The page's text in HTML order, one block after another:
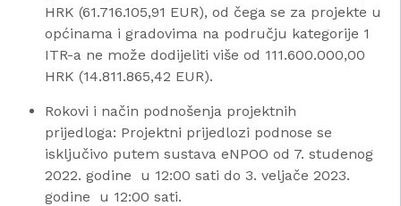
HRK (61.716.105,91 EUR), od čega se za projekte u
općinama i gradovima na području kategorije 1
ITR-a ne može dodijeliti više od 111.600.000,00
HRK (14.811.865,42 EUR).
Rokovi i način podnošenja projektnih
prijedloga: Projektni prijedlozi podnose se
isključivo putem sustava eNPOO od 7. studenog
2022. godine u 12:00 sati do 3. veljače 2023.
godine u 12:00 sati.